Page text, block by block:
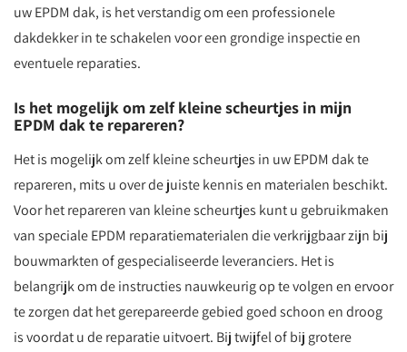
uw EPDM dak, is het verstandig om een professionele
dakdekker in te schakelen voor een grondige inspectie en
eventuele reparaties.
Is het mogelijk om zelf kleine scheurtjes in mijn
EPDM dak te repareren?
Het is mogelijk om zelf kleine scheurtjes in uw EPDM dak te
repareren, mits u over de juiste kennis en materialen beschikt.
Voor het repareren van kleine scheurtjes kunt u gebruikmaken
van speciale EPDM reparatiematerialen die verkrijgbaar zijn bij
bouwmarkten of gespecialiseerde leveranciers. Het is
belangrijk om de instructies nauwkeurig op te volgen en ervoor
te zorgen dat het gerepareerde gebied goed schoon en droog
is voordat u de reparatie uitvoert. Bij twijfel of bij grotere